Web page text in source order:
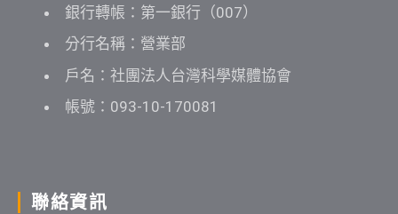
銀行轉帳：第一銀行（007）
分行名稱：營業部
戶名：社團法人台灣科學媒體協會
帳號：093-10-170081
聯絡資訊